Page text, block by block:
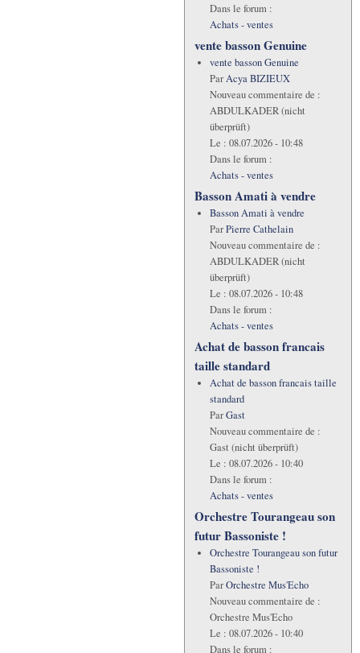
Dans le forum :
Achats - ventes
vente basson Genuine
vente basson Genuine
ParAcya BIZIEUX
Nouveau commentaire de :
ABDULKADER (nicht
überprüft)
Le : 08.07.2026 - 10:48
Dans le forum :
Achats - ventes
Basson Amati à vendre
Basson Amati à vendre
ParPierre Cathelain
Nouveau commentaire de :
ABDULKADER (nicht
überprüft)
Le : 08.07.2026 - 10:48
Dans le forum :
Achats - ventes
Achat de basson francais
taille standard
Achat de basson francais taille
standard
ParGast
Nouveau commentaire de :
Gast (nicht überprüft)
Le : 08.07.2026 - 10:40
Dans le forum :
Achats - ventes
Orchestre Tourangeau son
futur Bassoniste !
Orchestre Tourangeau son futur
Bassoniste !
ParOrchestre Mus'Echo
Nouveau commentaire de :
Orchestre Mus'Echo
Le : 08.07.2026 - 10:40
Dans le forum :